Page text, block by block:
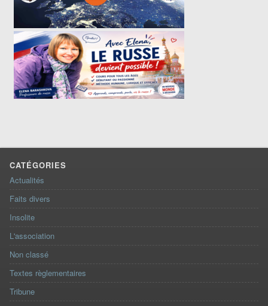
CATÉGORIES
Actualités
Faits divers
Insolite
L'association
Non classé
Textes règlementaires
Tribune